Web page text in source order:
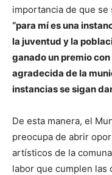
importancia de que se
“para mí es una
la juventud y la
ganado un premio
agradecida de la
instancias se sigan
De esta manera, el
preocupa de abrir
artísticos de la
labor que cumplen las